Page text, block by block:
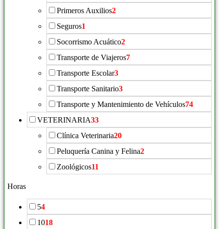
Primeros Auxilios2
Seguros1
Socorrismo Acuático2
Transporte de Viajeros7
Transporte Escolar3
Transporte Sanitario3
Transporte y Mantenimiento de Vehículos74
VETERINARIA33
Clínica Veterinaria20
Peluquería Canina y Felina2
Zoológicos11
Horas
54
1018